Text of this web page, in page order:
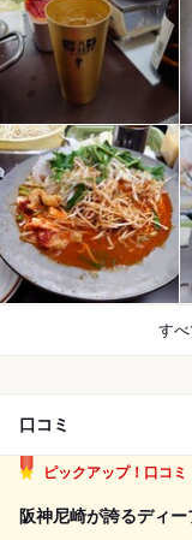
すべ
口コミ
ピックアップ！口コミ
阪神尼崎が誇るディ